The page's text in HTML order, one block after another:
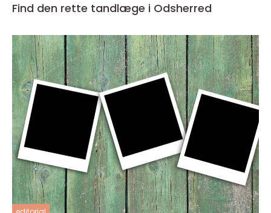
Find den rette tandlæge i Odsherred